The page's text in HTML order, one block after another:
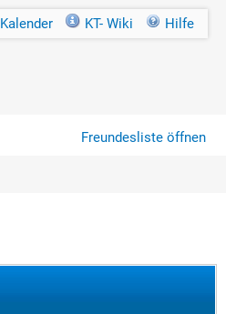
Kalender KT- Wiki Hilfe
Freundesliste öffnen